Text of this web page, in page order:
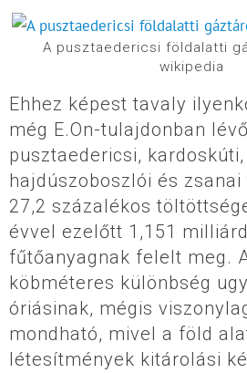
A pusztaedericsi földalatti
wikipedia
Ehhez képest tavaly
még E.On-tulajdonban lévő
pusztaedericsi, kardoskúti,
hajdúszoboszlói és
27,2 százalékos
évvel ezelőtt 1,151
fűtőanyagnak felelt meg.
köbméteres különbség
óriásinak, mégis
mondható, mivel a föld
létesítmények kitárolási